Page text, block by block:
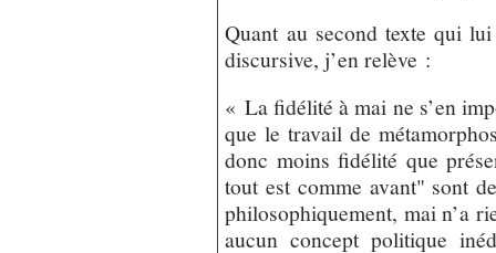
Quant au second texte qui
discursive, j’en relève :
« La fidélité à mai ne s’en
que le travail de
donc moins fidélité que
tout est comme avant" sont
philosophiquement, mai n’a
aucun concept politique